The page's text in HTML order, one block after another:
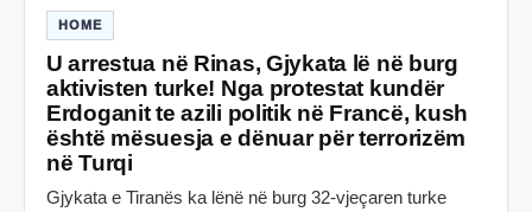
HOME
U arrestua në Rinas, Gjykata lë në burg
aktivisten turke! Nga protestat kundër
Erdoganit te azili politik në Francë, kush
është mësuesja e dënuar për terrorizëm
në Turqi
Gjykata e Tiranës ka lënë në burg 32-vjeçaren turke